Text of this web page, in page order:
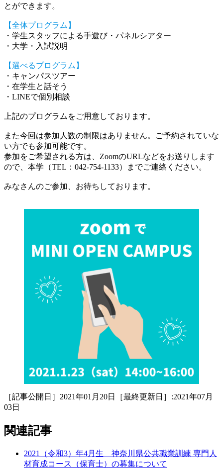
とができます。
【全体プログラム】
・学生スタッフによる手遊び・パネルシアター
・大学・入試説明
【選べるプログラム】
・キャンパスツアー
・在学生と話そう
・LINEで個別相談
上記のプログラムをご用意しております。
また今回は参加人数の制限はありません。ご予約されていな
い方でも参加可能です。
参加をご希望される方は、ZoomのURLなどをお送りします
ので、本学（TEL：042-754-1133）までご連絡ください。
みなさんのご参加、お待ちしております。
［記事公開日］2021年01月20日［最終更新日］:2021年07月
03日
関連記事
2021（令和3）年4月生 神奈川県公共職業訓練 専門人
材育成コース（保育士）の募集について